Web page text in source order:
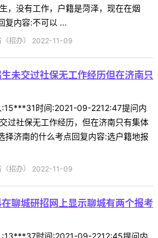
，没有工作，户籍是菏泽，现在在烟
复内容:不可以 ...
（招办） 2022-11-09
未交过社保无工作经历但在济南只
:15***31时间:2021-09-2212:47提问内
过社保无工作经历，但在济南只有集体
择济南的什么考点回复内容:选户籍地报
（招办） 2022-11-09
聊城研招网上显示聊城有两个报考
:13***37时间:2021-09-2212:45提问内